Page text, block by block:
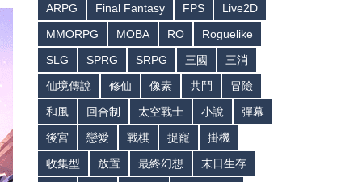
ARPG Final Fantasy FPS
Live2D
MMORPG
MOBA RO
Roguelike
SLG
SPRG SRPG 三國
三消
仙境傳說
修仙 像素 共鬥
冒險
和風
回合制 太空戰士 小說
彈幕
後宮
戀愛 戰棋 捉寵
掛機
收集型
放置 最終幻想
末日生存